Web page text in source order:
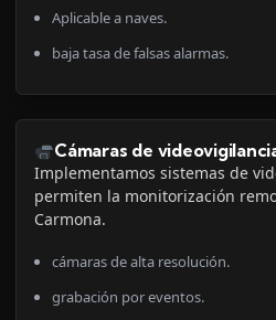
Aplicable a naves.
baja tasa de falsas alarmas.
Cámaras de
Implementamos sistemas de
permiten la monitorización
Carmona.
cámaras de alta resolución.
grabación por eventos.